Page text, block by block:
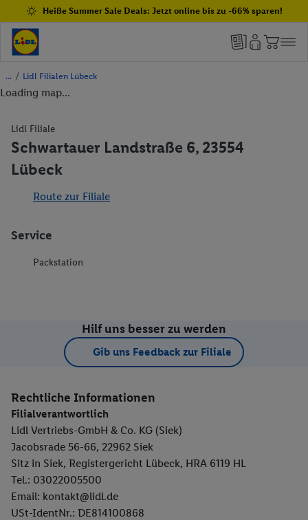
Heiße Summer Sale Deals: Jetzt online bis zu -66% sparen!
/ Lidl Filialen Lübeck
Loading map...
Lidl Filiale
Schwartauer Landstraße 6, 23554
Lübeck
Route zur Filiale
Service
Packstation
Hilf uns besser zu werden
Gib uns Feedback zur Filiale
Rechtliche Informationen
Filialverantwortlich
Lidl Vertriebs-GmbH & Co. KG (Siek)
Jacobsrade 56-66, 22962 Siek
Sitz in Siek, Registergericht Lübeck, HRA 6119 HL
Tel.: 03022005500
Email: kontakt@lidl.de
USt-IdentNr.: DE814100868